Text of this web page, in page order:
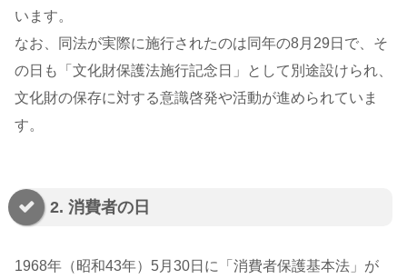
います。
なお、同法が実際に施行されたのは同年の8月29日で、そ
の日も「文化財保護法施行記念日」として別途設けられ、
文化財の保存に対する意識啓発や活動が進められていま
す。
2. 消費者の日
1968年（昭和43年）5月30日に「消費者保護基本法」が